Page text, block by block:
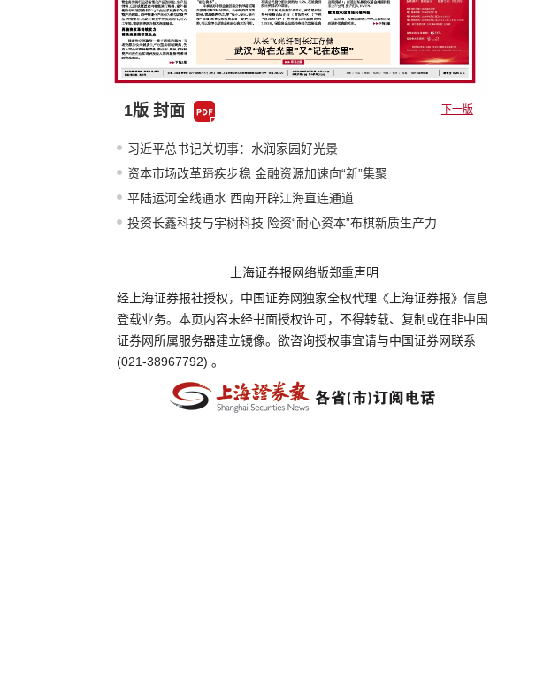
1版 封面 下一版
习近平总书记关切事：水润家园好光景
资本市场改革蹄疾步稳 金融资源加速向“新”集聚
平陆运河全线通水 西南开辟江海直连通道
投资长鑫科技与宇树科技 险资“耐心资本”布棋新质生产力
上海证券报网络版郑重声明
经上海证券报社授权，中国证券网独家全权代理《上海证券报》信息
登载业务。本页内容未经书面授权许可，不得转载、复制或在非中国
证券网所属服务器建立镜像。欲咨询授权事宜请与中国证券网联系
(021-38967792) 。